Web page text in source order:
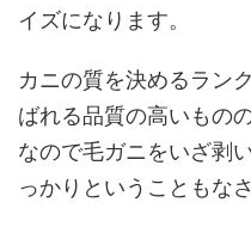
イズになります。
カニの質を決めるラン
ばれる品質の高いもの
なので毛ガニをいざ剥
っかりということもな